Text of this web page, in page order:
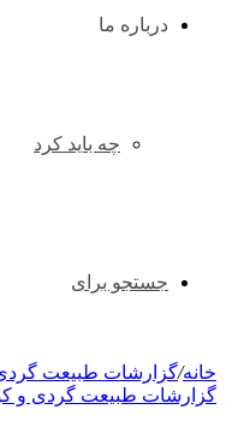
درباره ما
چه باید کرد
جستجو برای
خانه/گزارشات طبیعت
گزارشات طبیعت گردی و